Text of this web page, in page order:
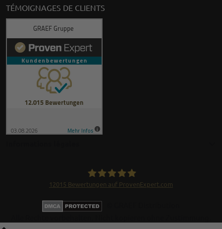
TÉMOIGNAGES DE CLIENTS
GRAEF Gruppe
12015 Bewertungen auf ProvenExpert.com